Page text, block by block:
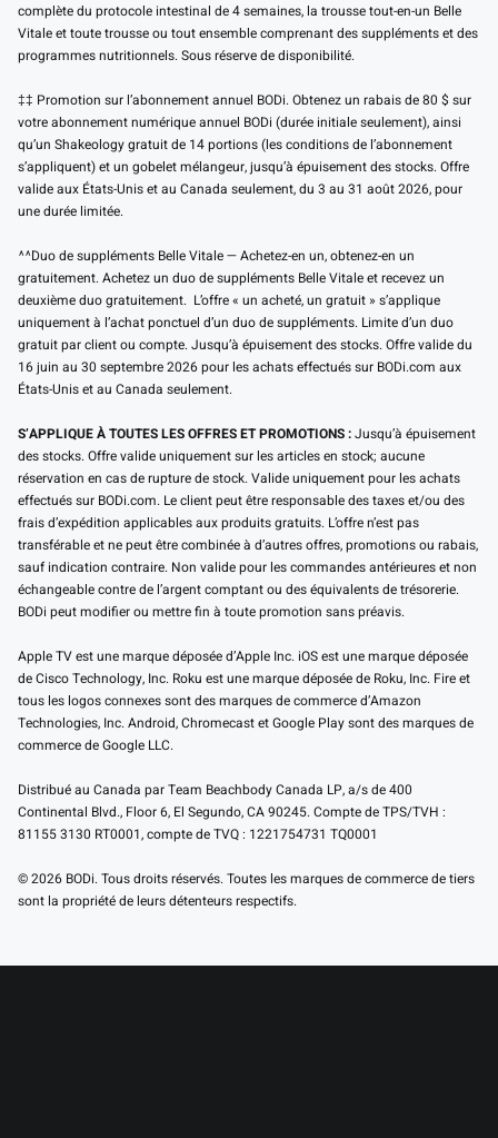
complète du protocole intestinal de 4 semaines, la trousse tout-en-un Belle
Vitale et toute trousse ou tout ensemble comprenant des suppléments et des
programmes nutritionnels. Sous réserve de disponibilité.
‡‡ Promotion sur l’abonnement annuel BODi. Obtenez un rabais de 80 $ sur
votre abonnement numérique annuel BODi (durée initiale seulement), ainsi
qu’un Shakeology gratuit de 14 portions (les conditions de l’abonnement
s’appliquent) et un gobelet mélangeur, jusqu’à épuisement des stocks. Offre
valide aux États-Unis et au Canada seulement, du 3 au 31 août 2026, pour
une durée limitée.
^^Duo de suppléments Belle Vitale — Achetez-en un, obtenez-en un
gratuitement. Achetez un duo de suppléments Belle Vitale et recevez un
deuxième duo gratuitement. L’offre « un acheté, un gratuit » s’applique
uniquement à l’achat ponctuel d’un duo de suppléments. Limite d’un duo
gratuit par client ou compte. Jusqu’à épuisement des stocks. Offre valide du
16 juin au 30 septembre 2026 pour les achats effectués sur BODi.com aux
États-Unis et au Canada seulement.
S’APPLIQUE À TOUTES LES OFFRES ET PROMOTIONS :Jusqu’à épuisement
des stocks. Offre valide uniquement sur les articles en stock; aucune
réservation en cas de rupture de stock. Valide uniquement pour les achats
effectués sur BODi.com. Le client peut être responsable des taxes et/ou des
frais d’expédition applicables aux produits gratuits. L’offre n’est pas
transférable et ne peut être combinée à d’autres offres, promotions ou rabais,
sauf indication contraire. Non valide pour les commandes antérieures et non
échangeable contre de l’argent comptant ou des équivalents de trésorerie.
BODi peut modifier ou mettre fin à toute promotion sans préavis.
Apple TV est une marque déposée d’Apple Inc. iOS est une marque déposée
de Cisco Technology, Inc. Roku est une marque déposée de Roku, Inc. Fire et
tous les logos connexes sont des marques de commerce d’Amazon
Technologies, Inc. Android, Chromecast et Google Play sont des marques de
commerce de Google LLC.
Distribué au Canada par Team Beachbody Canada LP, a/s de 400
Continental Blvd., Floor 6, El Segundo, CA 90245. Compte de TPS/TVH :
81155 3130 RT0001, compte de TVQ : 1221754731 TQ0001
© 2026 BODi. Tous droits réservés. Toutes les marques de commerce de tiers
sont la propriété de leurs détenteurs respectifs.